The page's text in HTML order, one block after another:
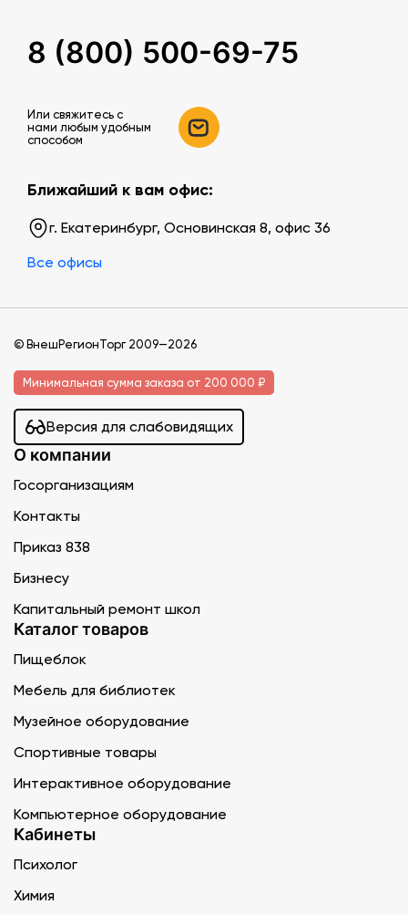
8 (800) 500-69-75
Или свяжитесь c
нами любым удобным
способом
Ближайший к вам офис:
г. Екатеринбург, Основинская 8, офис 36
Все офисы
© ВнешРегионТорг 2009—2026
Минимальная сумма заказа от 200 000 ₽
Версия для слабовидящих
О компании
Госорганизациям
Контакты
Приказ 838
Бизнесу
Капитальный ремонт школ
Каталог товаров
Пищеблок
Мебель для библиотек
Музейное оборудование
Спортивные товары
Интерактивное оборудование
Компьютерное оборудование
Кабинеты
Психолог
Химия